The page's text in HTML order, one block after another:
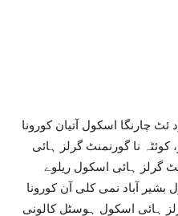
چارنگا اسکول آتیان کورونا
کوئٹہ نا گورنمنٹ گرلز ہائی
گرلز ہائی اسکول ریلوے
آباد نمی کلی آن کورونا
گورنمنٹ گرلز ہائی اسکول ہوسٹل کالونی